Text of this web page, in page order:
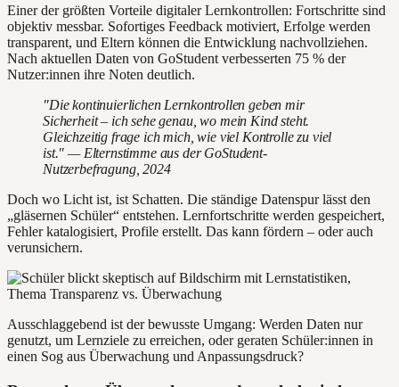
Einer der größten Vorteile digitaler Lernkontrollen: Fortschritte sind
objektiv messbar. Sofortiges Feedback motiviert, Erfolge werden
transparent, und Eltern können die Entwicklung nachvollziehen.
Nach aktuellen Daten von GoStudent verbesserten 75 % der
Nutzer:innen ihre Noten deutlich.
"Die kontinuierlichen Lernkontrollen geben mir
Sicherheit – ich sehe genau, wo mein Kind steht.
Gleichzeitig frage ich mich, wie viel Kontrolle zu viel
ist." — Elternstimme aus der GoStudent-
Nutzerbefragung, 2024
Doch wo Licht ist, ist Schatten. Die ständige Datenspur lässt den
„gläsernen Schüler“ entstehen. Lernfortschritte werden gespeichert,
Fehler katalogisiert, Profile erstellt. Das kann fördern – oder auch
verunsichern.
Ausschlaggebend ist der bewusste Umgang: Werden Daten nur
genutzt, um Lernziele zu erreichen, oder geraten Schüler:innen in
einen Sog aus Überwachung und Anpassungsdruck?